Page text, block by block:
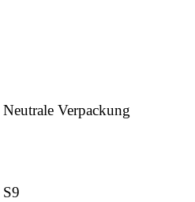
Neutrale Verpackung
S9